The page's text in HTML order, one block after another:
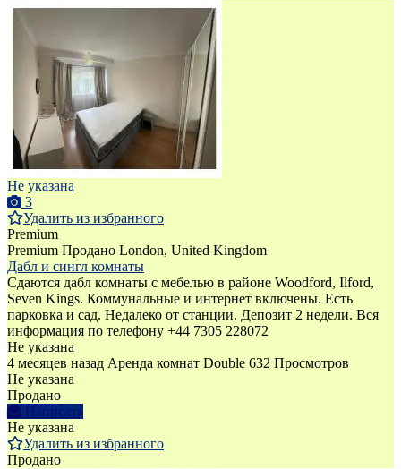
Не указана
3
Удалить из избранного
Premium
Premium Продано London, United Kingdom
Дабл и сингл комнаты
Сдаются дабл комнаты с мебелью в районе Woodford, Ilford,
Seven Kings. Коммунальные и интернет включены. Есть
парковка и сад. Недалеко от станции. Депозит 2 недели. Вся
информация по телефону +44 7305 228072
Не указана
4 месяцев назад Аренда комнат Double 632 Просмотров
Не указана
Продано
Написать
Не указана
Удалить из избранного
Продано